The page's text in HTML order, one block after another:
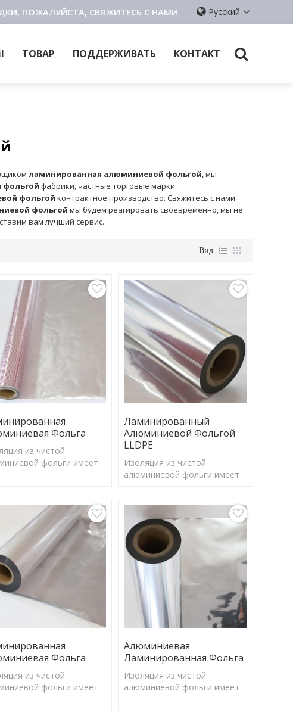
ПОЖАЛУЙСТА, СВЯЖИТЕСЬ С НАМИ Русский
ТОВАР ПОДДЕРЖИВАТЬ КОНТАКТ
ламинированная алюминиевой фольгой, мы
фабрики, частные торговые марки
фольгой контрактное производство. Свяжитесь с нами
фольгой мы будем реагировать своевременно, мы не
вам лучший сервис.
Вид
Фольга
из чистой
фольги имеет
энергии и
излучения.
Ламинированный
Алюминиевой Фольгой
LLDPE
Изоляция из чистой
алюминиевой фольги имеет
отражать большую часть
солнечной энергии и
барьерного излучения.
Фольга
из чистой
фольги имеет
Алюминиевая
Ламинированная Фольга
Изоляция из чистой
алюминиевой фольги имеет